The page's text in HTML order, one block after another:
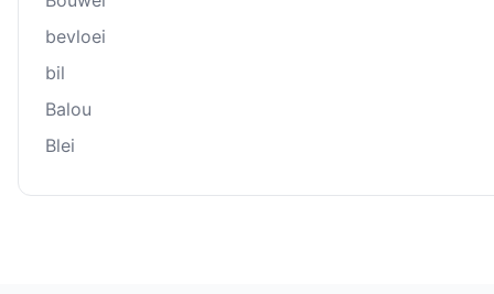
bevloei
bil
Balou
Blei